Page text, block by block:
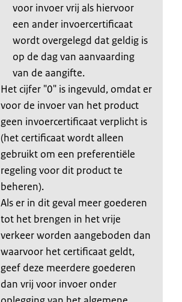
voor invoer vrij als hiervoor
een ander invoercertificaat
wordt overgelegd dat geldig is
op de dag van aanvaarding
van de aangifte.
Het cijfer "0" is ingevuld, omdat er
voor de invoer van het product
geen invoercertificaat verplicht is
(het certificaat wordt alleen
gebruikt om een preferentiële
regeling voor dit product te
beheren).
Als er in dit geval meer goederen
tot het brengen in het vrije
verkeer worden aangeboden dan
waarvoor het certificaat geldt,
geef deze meerdere goederen
dan vrij voor invoer onder